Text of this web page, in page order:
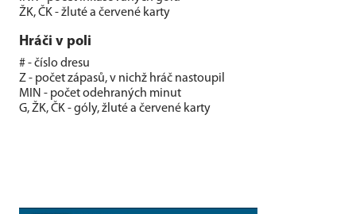
ŽK, ČK - žluté a červené karty
Hráči v poli
# - číslo dresu
Z - počet zápasů, v nichž hráč nastoupil
MIN - počet odehraných minut
G, ŽK, ČK - góly, žluté a červené karty